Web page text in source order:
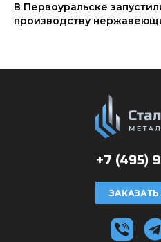
В Первоуральске
производству
+7 (495)